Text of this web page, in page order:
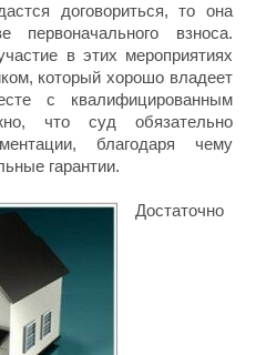
договориться, то она
первоначального взноса.
в этих мероприятиях
который хорошо владеет
с квалифицированным
что суд обязательно
благодаря чему
гарантии.
Достаточно